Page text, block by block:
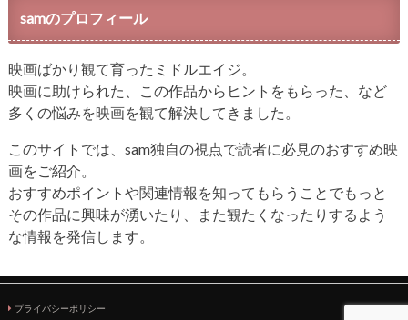
samのプロフィール
映画ばかり観て育ったミドルエイジ。
映画に助けられた、この作品からヒントをもらった、など
多くの悩みを映画を観て解決してきました。
このサイトでは、sam独自の視点で読者に必見のおすすめ映
画をご紹介。
おすすめポイントや関連情報を知ってもらうことでもっと
その作品に興味が湧いたり、また観たくなったりするよう
な情報を発信します。
プライバシーポリシー